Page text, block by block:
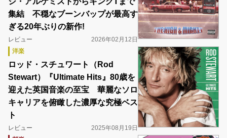
集結 不穏なブーンバップが最高す
ぎる20年ぶりの新作!
レビュー
2026年02月12日
洋楽
ロッド・スチュワート（Rod
Stewart）『Ultimate Hits』80歳を
迎えた英国音楽の至宝 華麗なソロ
キャリアを俯瞰した濃厚な究極ベス
ト
レビュー
2025年08月19日